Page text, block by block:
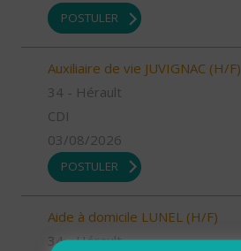
POSTULER
Auxiliaire de vie JUVIGNAC (H/F)
34 - Hérault
CDI
03/08/2026
POSTULER
Aide à domicile LUNEL (H/F)
34 - Hérault